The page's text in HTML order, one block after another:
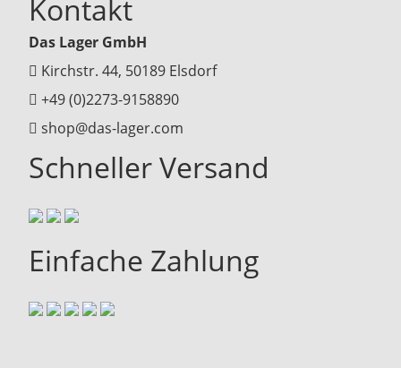
Kontakt
Das Lager GmbH
Kirchstr. 44, 50189 Elsdorf
+49 (0)2273-9158890
shop@das-lager.com
Schneller Versand
Einfache Zahlung